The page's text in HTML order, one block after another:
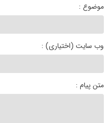
موضوع :
وب سایت (اختیاری) :
متن پیام :